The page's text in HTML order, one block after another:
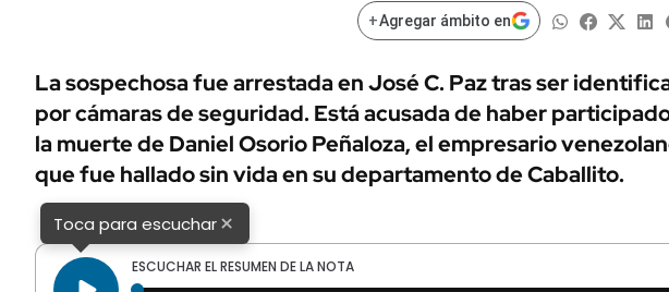
URUGUAY
AUTOS
+Agregar ámbito en
La sospechosa fue arrestada en José C. Paz tras ser
por cámaras de seguridad. Está acusada de haber
la muerte de Daniel Osorio Peñaloza, el empresario
que fue hallado sin vida en su departamento de Caballito.
Toca para escuchar×
ESCUCHAR EL RESUMEN DE LA NOTA